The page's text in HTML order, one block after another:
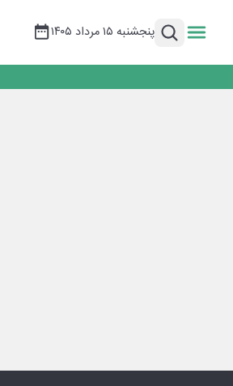
پنجشنبه ۱۵ مرداد ۱۴۰۵